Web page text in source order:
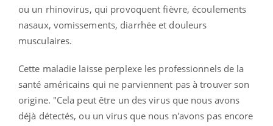
ou un rhinovirus, qui provoquent fièvre, écoulements
nasaux, vomissements, diarrhée et douleurs
musculaires.
Cette maladie laisse perplexe les professionnels de la
santé américains qui ne parviennent pas à trouver son
origine. "Cela peut être un des virus que nous avons
déjà détectés, ou un virus que nous n'avons pas encore